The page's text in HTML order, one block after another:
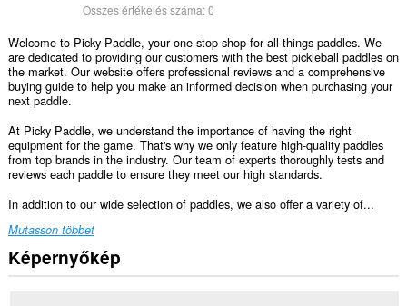
Összes értékelés száma:0
Welcome to Picky Paddle, your one-stop shop for all things paddles. We
are dedicated to providing our customers with the best pickleball paddles on
the market. Our website offers professional reviews and a comprehensive
buying guide to help you make an informed decision when purchasing your
next paddle.
At Picky Paddle, we understand the importance of having the right
equipment for the game. That's why we only feature high-quality paddles
from top brands in the industry. Our team of experts thoroughly tests and
reviews each paddle to ensure they meet our high standards.
In addition to our wide selection of paddles, we also offer a variety of...
Mutasson többet
Képernyőkép